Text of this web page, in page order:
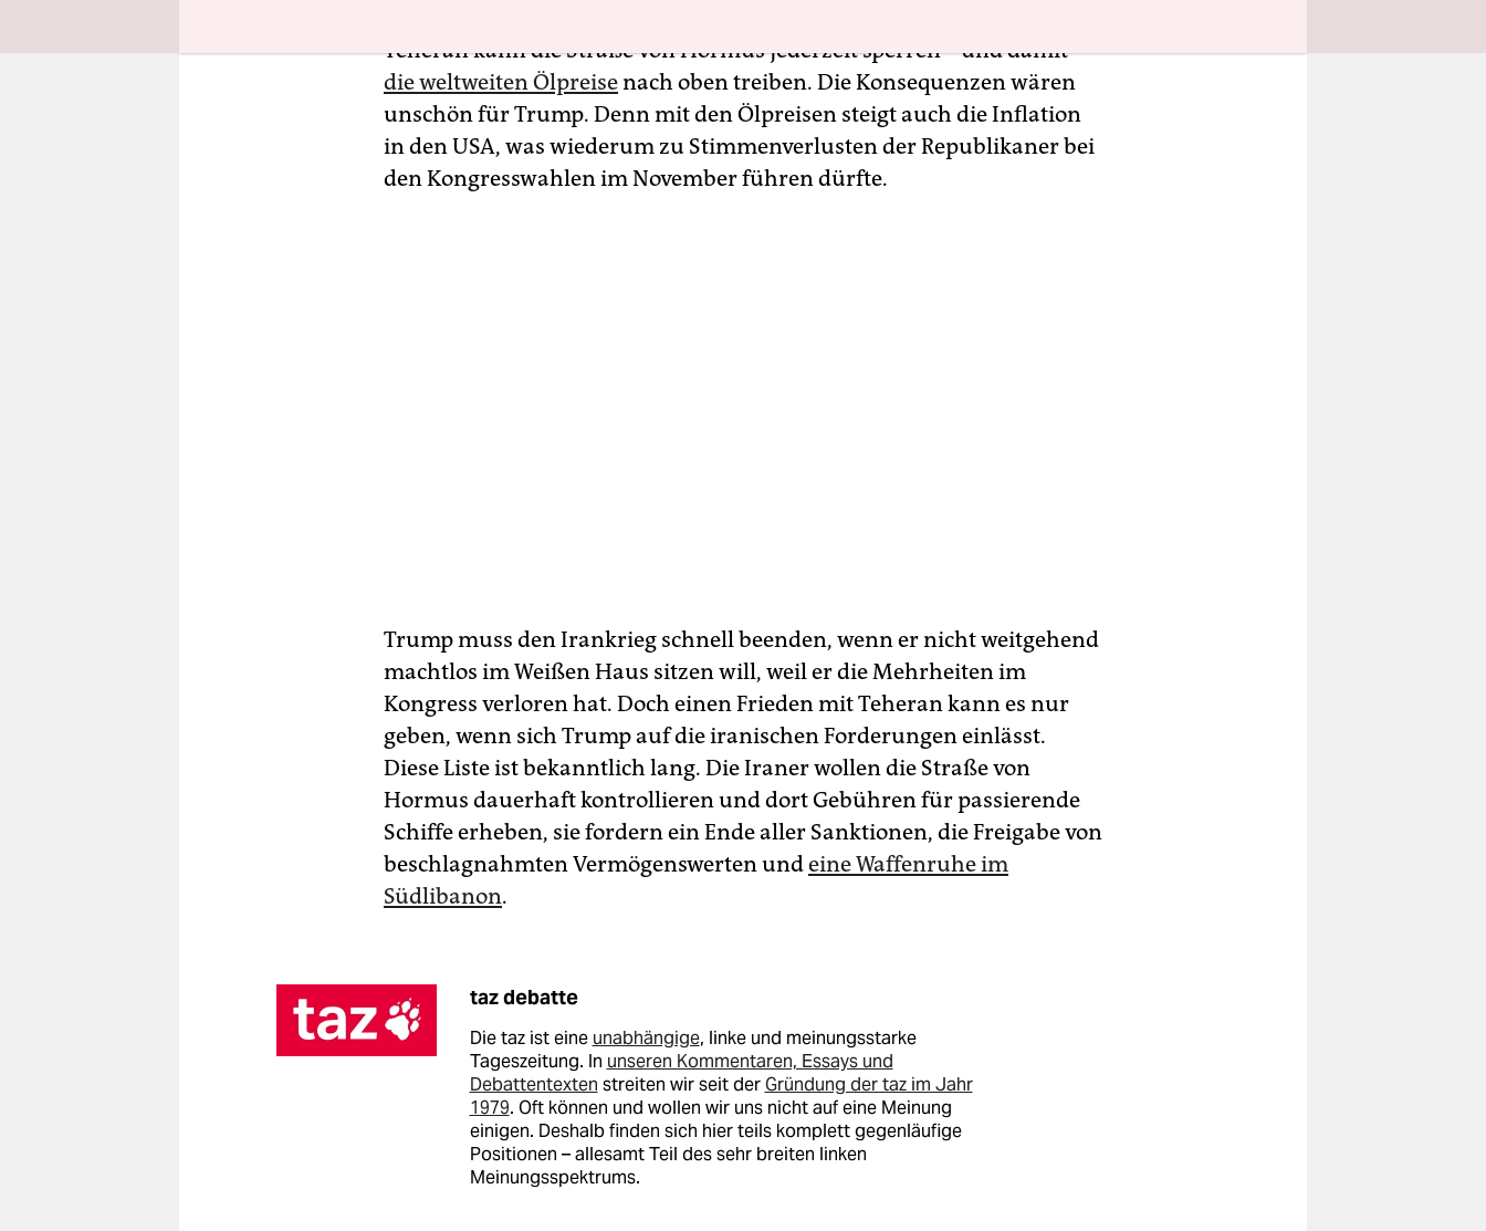
Teheran kann die Straße von Hormus jederzeit sperren – und damit
die weltweiten Ölpreisenach oben treiben. Die Konsequenzen wären
unschön für Trump. Denn mit den Ölpreisen steigt auch die Inflation
in den USA, was wiederum zu Stimmenverlusten der Republikaner bei
den Kongresswahlen im November führen dürfte.
Trump muss den Irankrieg schnell beenden, wenn er nicht weitgehend
machtlos im Weißen Haus sitzen will, weil er die Mehrheiten im
Kongress verloren hat. Doch einen Frieden mit Teheran kann es nur
geben, wenn sich Trump auf die iranischen Forderungen einlässt.
Diese Liste ist bekanntlich lang. Die Iraner wollen die Straße von
Hormus dauerhaft kontrollieren und dort Gebühren für passierende
Schiffe erheben, sie fordern ein Ende aller Sanktionen, die Freigabe von
beschlagnahmten Vermögenswerten undeine Waffenruhe im
Südlibanon.
taz debatte
Die taz ist eine unabhängige, linke und meinungsstarke
Tageszeitung. In unseren Kommentaren, Essays und
Debattentexten streiten wir seit derGründung der taz im Jahr
1979. Oft können und wollen wir uns nicht auf eine Meinung
einigen. Deshalb finden sich hier teils komplett gegenläufige
Positionen – allesamt Teil des sehr breiten linken
Meinungsspektrums.